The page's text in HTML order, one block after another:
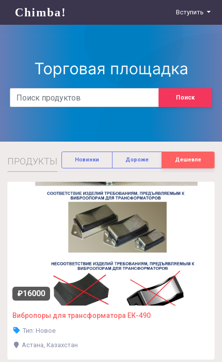
Chimba! Вступить
Торговая площадка
Поиск
Новинки Дороже Дешевле
ПРОДУКТЫ
₽16000
Вибропоры для трансформатора ЕК-490
Тип: Новое
Астана, Казахстан